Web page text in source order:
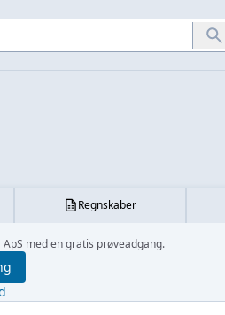
Regnskaber
ApS med en gratis prøveadgang.